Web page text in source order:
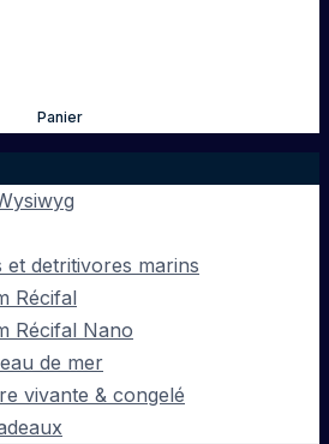
Panier
et detritivores marins
Récifal
Récifal Nano
de mer
vivante & congelé